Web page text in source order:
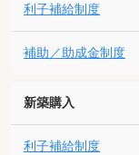
利子補給制度
補助／助成金制度
新築購入
利子補給制度